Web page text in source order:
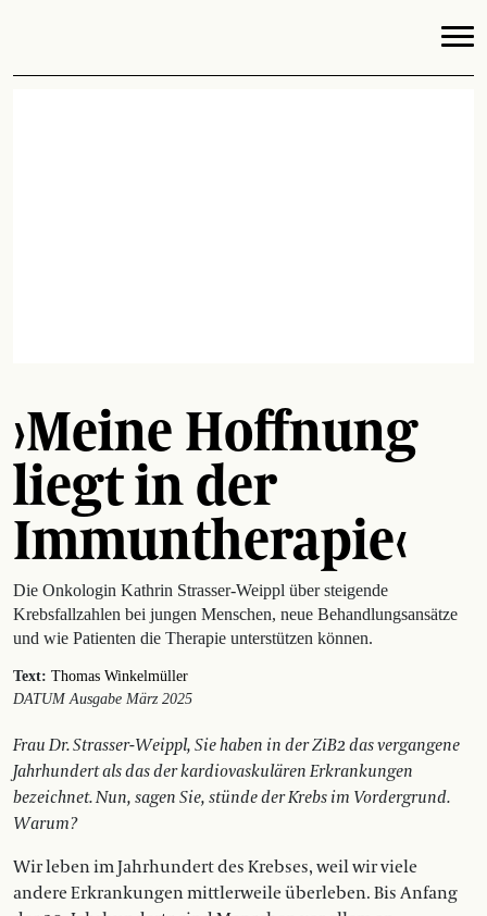
›Meine Hoffnung
liegt in der
Immuntherapie‹
Die Onkologin Kathrin Strasser-Weippl über steigende
Krebsfallzahlen bei jungen Menschen, neue Behandlungsansätze
und wie Patienten die Therapie unterstützen können.
Text: Thomas Winkelmüller
DATUM Ausgabe März 2025
Frau Dr. Strasser-Weippl, Sie haben in der ZiB2 das vergangene
Jahrhundert als das der kardio­vaskulären Erkrankungen
bezeichnet. Nun, sagen Sie, stünde der Krebs im Vordergrund.
Warum?
Wir leben im Jahrhundert des Krebses, weil wir viele
andere Erkrankungen mittlerweile überleben. Bis Anfang